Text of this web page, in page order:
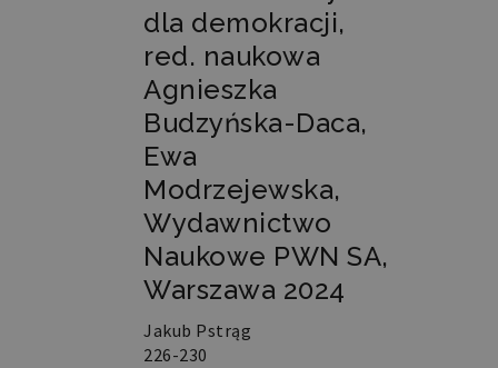
dla demokracji,
red. naukowa
Agnieszka
Budzyńska-Daca,
Ewa
Modrzejewska,
Wydawnictwo
Naukowe PWN SA,
Warszawa 2024
Jakub Pstrąg
226-230
utrzymywanie
statusu
zalogowanego
Nazwa Domena Okres
przechowywania
Opis
pll_languageretoryka.edu.pl1 rok
Do